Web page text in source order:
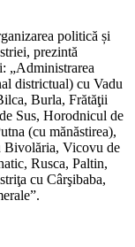
politică și
prezintă
„Administrarea
districtual) cu Vadu
Burla, Frătăţii
Sus, Horodnicul de
(cu mănăstirea),
Bivolăria, Vicovu de
Rusca, Paltin,
cu Cârşibaba,